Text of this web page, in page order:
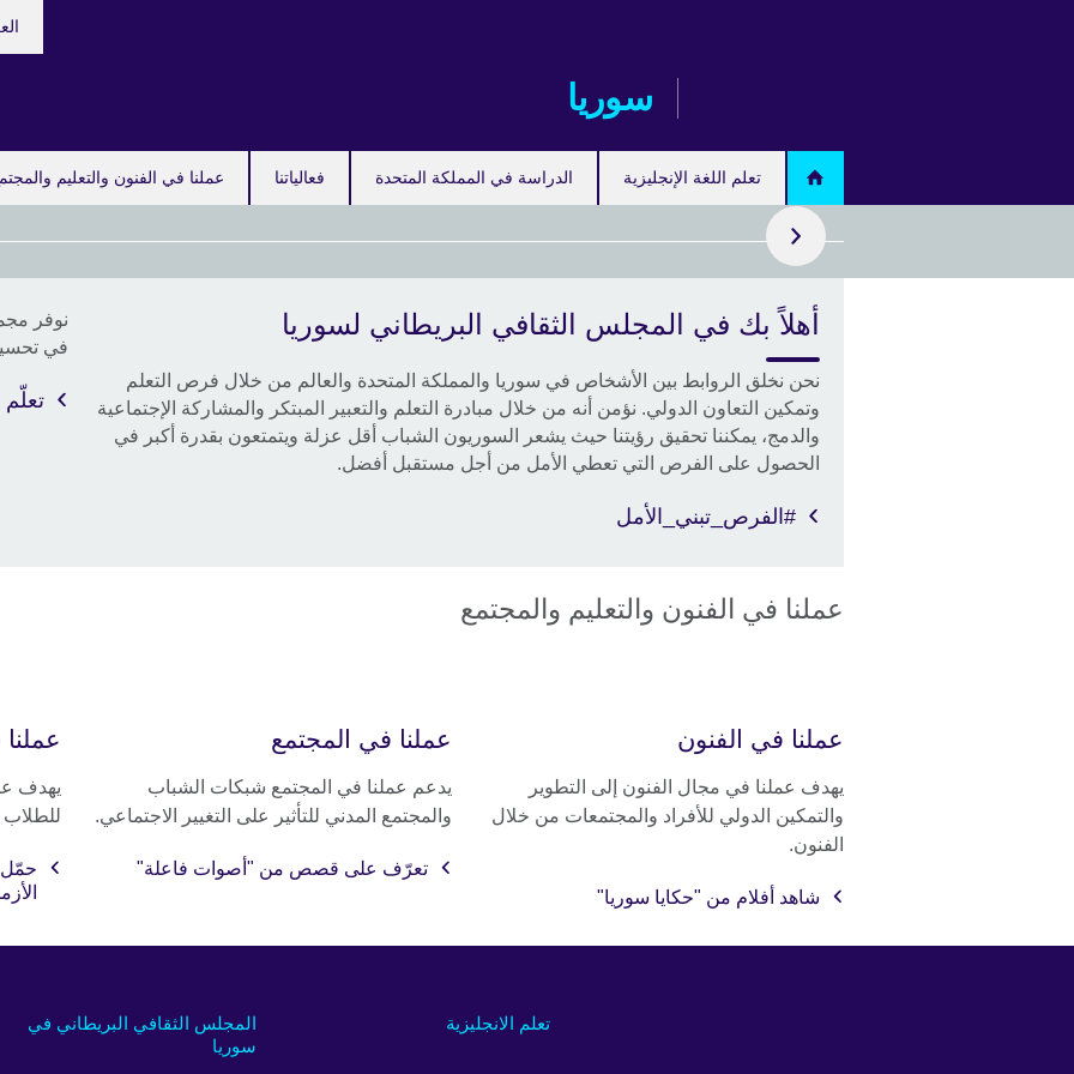
سوريا
تعلم اللغة الإنجليزية الدراسة في المملكة المتحدة فعالياتنا عملنا في الفنون والتعليم
قصص
أهلاً بك في المجلس الثقافي البريطاني لسوريا
نحن نخلق الروابط بين الأشخاص في سوريا والمملكة المتحدة والعالم من خلال فرص التعلم
وتمكين التعاون الدولي. نؤمن أنه من خلال مبادرة التعلم والتعبير المبتكر والمشاركة الإجتماعية
والدمج، يمكننا تحقيق رؤيتنا حيث يشعر السوريون الشباب أقل عزلة ويتمتعون بقدرة أكبر في
الحصول على الفرص التي تعطي الأمل من أجل مستقبل أفضل.
#الفرص_تبني_الأمل
نوفر
في
تعلّم
عملنا في الفنون والتعليم والمجتمع
عملنا في الفنون
يهدف عملنا في مجال الفنون إلى التطوير
والتمكين الدولي للأفراد والمجتمعات من خلال
الفنون.
شاهد أفلام من "حكايا سوريا"
عملنا في المجتمع
يدعم عملنا في المجتمع شبكات الشباب
والمجتمع المدني للتأثير على التغيير الاجتماعي.
تعرّف على قصص من "أصوات فاعلة"
يهدف
للطلاب
حمّل
المجلس الثقافي البريطاني في
سوريا
تعلم الانجليزية